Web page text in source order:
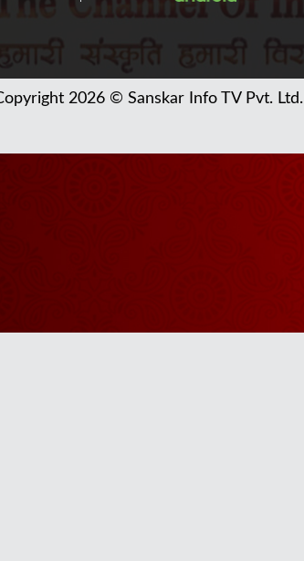
2026 © Sanskar Info TV Pvt. Ltd.